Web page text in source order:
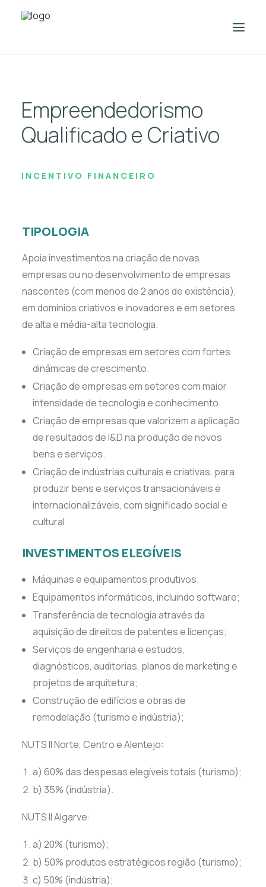
INCENTIVOS FINANCEIROS
INCENTIVOS FISCAIS
Empreendedorismo
Qualificado e Criativo
INCENTIVO FINANCEIRO
TIPOLOGIA
Apoia investimentos na criação de novas
empresas ou no desenvolvimento de empresas
nascentes (com menos de 2 anos de existência),
em domínios criativos e inovadores e em setores
de alta e média-alta tecnologia.
Criação de empresas em setores com fortes
dinâmicas de crescimento.
Criação de empresas em setores com maior
intensidade de tecnologia e conhecimento.
Criação de empresas que valorizem a aplicação
de resultados de I&D na produção de novos
bens e serviços.
Criação de indústrias culturais e criativas, para
produzir bens e serviços transacionáveis e
internacionalizáveis, com significado social e
cultural
INVESTIMENTOS ELEGÍVEIS
Máquinas e equipamentos produtivos;
Equipamentos informáticos, incluindo software;
Transferência de tecnologia através da
aquisição de direitos de patentes e licenças;
Serviços de engenharia e estudos,
diagnósticos, auditorias, planos de marketing e
projetos de arquitetura;
Construção de edifícios e obras de
remodelação (turismo e indústria);
NUTS II Norte, Centro e Alentejo:
a) 60% das despesas elegíveis totais (turismo);
b) 35% (indústria).
NUTS II Algarve:
a) 20% (turismo);
b) 50% produtos estratégicos região (turismo);
c) 50% (indústria);